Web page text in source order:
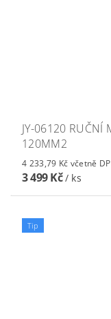
JY-06120 RUČNÍ
120MM2
4 233,79 Kč včetně
3 499 Kč/ ks
Tip